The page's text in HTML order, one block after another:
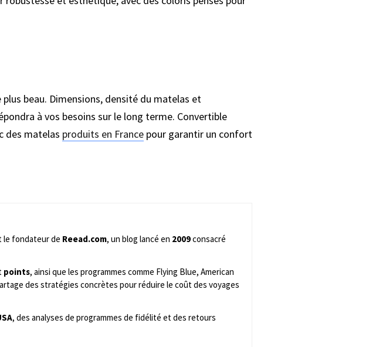
beau. Dimensions, densité du matelas et
à vos besoins sur le long terme. Convertible
des matelas produits en Francepour garantir un confort
fondateur de Reead.com, un blog lancé en 2009consacré
points, ainsi que les programmes comme Flying Blue, American
des stratégies concrètes pour réduire le coût des voyages
, des analyses de programmes de fidélité et des retours